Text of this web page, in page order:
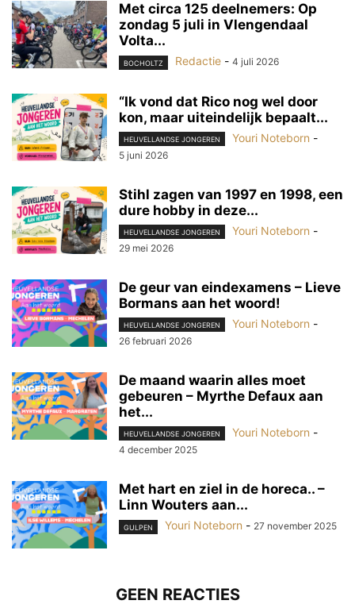
Met circa 125 deelnemers: Op
zondag 5 juli in Vlengendaal
Volta...
BOCHOLTZ Redactie - 4 juli 2026
“Ik vond dat Rico nog wel door
kon, maar uiteindelijk bepaalt...
HEUVELLANDSE JONGEREN Youri Noteborn -
5 juni 2026
Stihl zagen van 1997 en 1998, een
dure hobby in deze...
HEUVELLANDSE JONGEREN Youri Noteborn -
29 mei 2026
De geur van eindexamens – Lieve
Bormans aan het woord!
HEUVELLANDSE JONGEREN Youri Noteborn -
26 februari 2026
De maand waarin alles moet
gebeuren – Myrthe Defaux aan
het...
HEUVELLANDSE JONGEREN Youri Noteborn -
4 december 2025
Met hart en ziel in de horeca.. –
Linn Wouters aan...
GULPEN Youri Noteborn - 27 november 2025
GEEN REACTIES